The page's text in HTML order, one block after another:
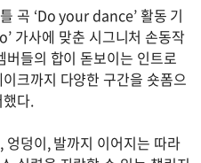
곡 ‘Do your dance’ 활동 기
가사에 맞춘 시그니처 손동작
들의 합이 돋보이는 인트로
크까지 다양한 구간을 숏폼으
다.
덩이, 발까지 이어지는 따라